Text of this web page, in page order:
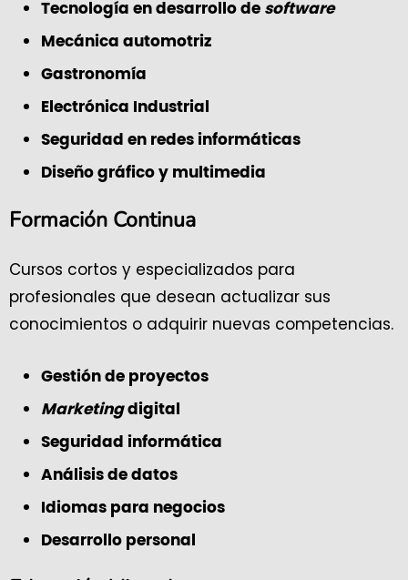
Tecnología en desarrollo de software
Mecánica automotriz
Gastronomía
Electrónica Industrial
Seguridad en redes informáticas
Diseño gráfico y multimedia
Formación Continua
Cursos cortos y especializados para
profesionales que desean actualizar sus
conocimientos o adquirir nuevas competencias.
Gestión de proyectos
Marketingdigital
Seguridad informática
Análisis de datos
Idiomas para negocios
Desarrollo personal